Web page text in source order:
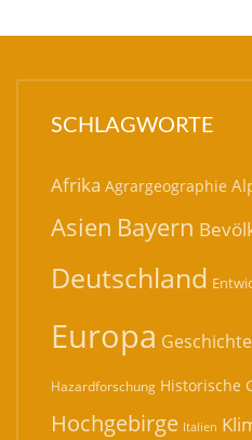
SCHLAGWORTE
Afrika Agrargeographie
Asien Bayern
Deutschland
Europa Geschichte
Hazardforschung Historische
Hochgebirge Italien